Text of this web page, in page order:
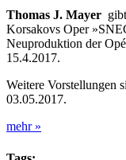
Thomas J. Mayer
Korsakovs Oper
Neuproduktion der
15.4.2017.
Weitere Vorstellungen
03.05.2017.
mehr »